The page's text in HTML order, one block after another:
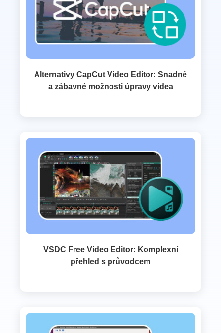
Alternativy CapCut Video Editor: Snadné
a zábavné možnosti úpravy videa
VSDC Free Video Editor: Komplexní
přehled s průvodcem